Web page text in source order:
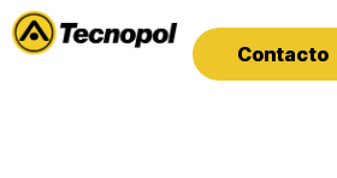
Contacto